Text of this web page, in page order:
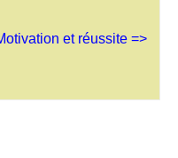
et réussite =>